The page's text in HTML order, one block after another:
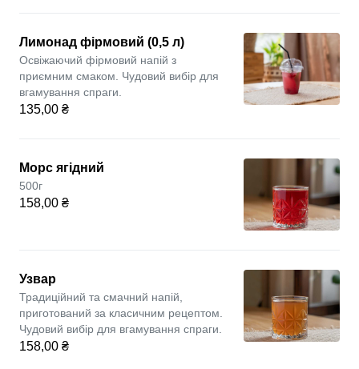
Лимонад фірмовий (0,5 л)
Освіжаючий фірмовий напій з
приємним смаком. Чудовий вибір для
вгамування спраги.
135,00 ₴
Морс ягідний
500г
158,00 ₴
Узвар
Традиційний та смачний напій,
приготований за класичним рецептом.
Чудовий вибір для вгамування спраги.
158,00 ₴